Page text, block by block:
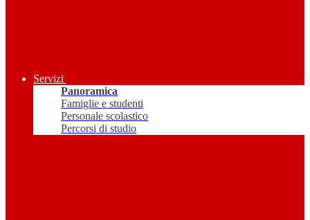
Servizi
Panoramica
Famiglie e studenti
Personale scolastico
Percorsi di studio